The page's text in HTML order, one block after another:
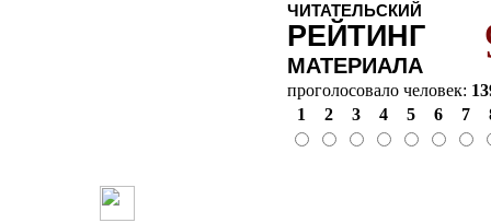
ЧИТАТЕЛЬСКИЙ
РЕЙТИНГ
МАТЕРИАЛА
проголосовало человек:
1
2 3 4 5 6 7